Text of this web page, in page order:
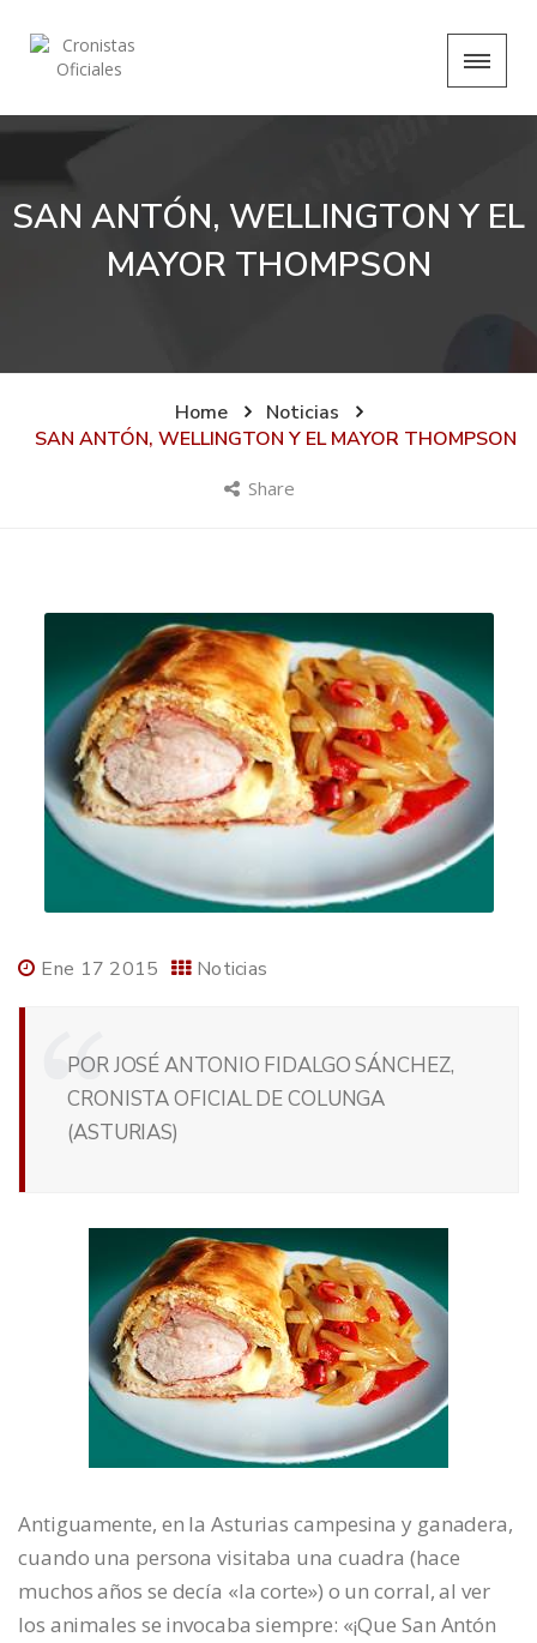
SAN ANTÓN, WELLINGTON Y EL
MAYOR THOMPSON
Home
Noticias
SAN ANTÓN, WELLINGTON Y EL MAYOR THOMPSON
Share
Ene 17 2015 Noticias
POR JOSÉ ANTONIO FIDALGO SÁNCHEZ,
CRONISTA OFICIAL DE COLUNGA
(ASTURIAS)
Antiguamente, en la Asturias campesina y ganadera,
cuando una persona visitaba una cuadra (hace
muchos años se decía «la corte») o un corral, al ver
los animales se invocaba siempre: «¡Que San Antón